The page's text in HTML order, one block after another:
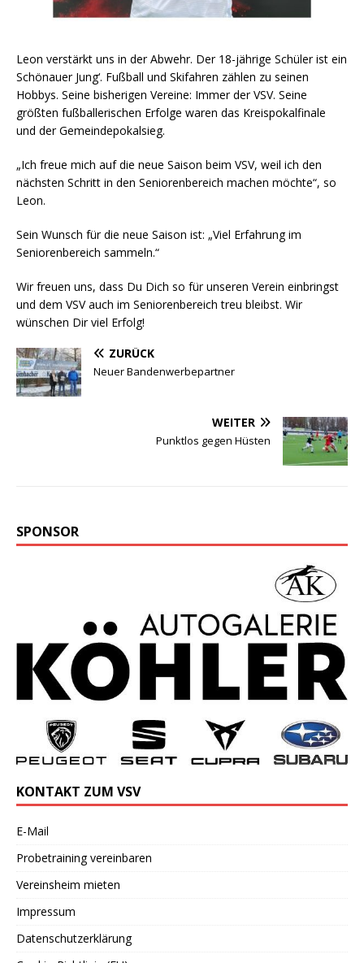
Leon verstärkt uns in der Abwehr. Der 18-jährige Schüler ist ein
Schönauer Jung‘. Fußball und Skifahren zählen zu seinen
Hobbys. Seine bisherigen Vereine: Immer der VSV. Seine
größten fußballerischen Erfolge waren das Kreispokalfinale
und der Gemeindepokalsieg.
„Ich freue mich auf die neue Saison beim VSV, weil ich den
nächsten Schritt in den Seniorenbereich machen möchte“, so
Leon.
Sein Wunsch für die neue Saison ist: „Viel Erfahrung im
Seniorenbereich sammeln.“
Wir freuen uns, dass Du Dich so für unseren Verein einbringst
und dem VSV auch im Seniorenbereich treu bleibst. Wir
wünschen Dir viel Erfolg!
ZURÜCK
Neuer Bandenwerbepartner
WEITER
Punktlos gegen Hüsten
SPONSOR
KONTAKT ZUM VSV
E-Mail
Probetraining vereinbaren
Vereinsheim mieten
Impressum
Datenschutzerklärung